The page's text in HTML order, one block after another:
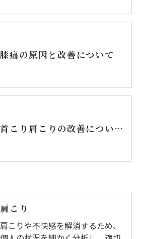
膝痛の原因と改善について
首こり肩こりの改善について
肩こり
肩こりや不快感を解消するため、